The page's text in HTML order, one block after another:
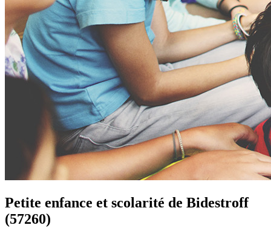
Petite enfance et scolarité de Bidestroff
(57260)